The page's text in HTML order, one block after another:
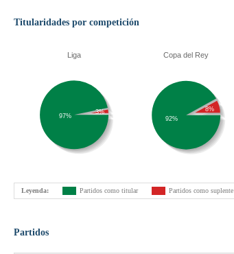
Titularidades por competición
Liga
97%
3%
Copa del Rey
92%
8%
Leyenda: Partidos como titular Partidos como suplente
Partidos